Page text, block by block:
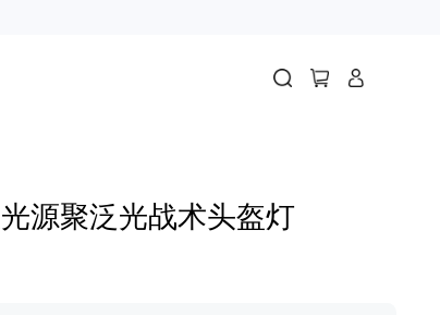
源聚泛光战术头盔灯